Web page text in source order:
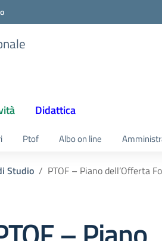
Didattica
Ptof Albo on line
Studio PTOF – Piano dell’Offerta